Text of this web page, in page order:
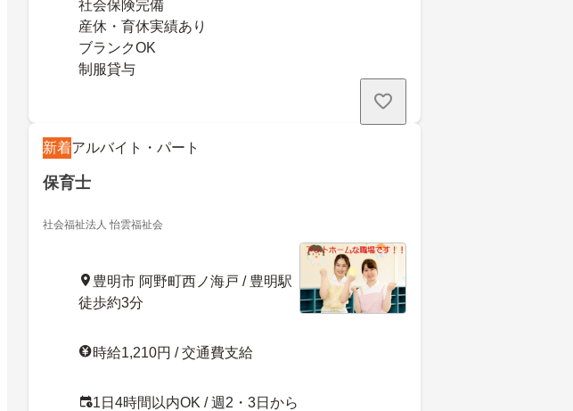
社会保険完備
産休・育休実績あり
ブランクOK
制服貸与
新着アルバイト・パート
保育士
社会福祉法人 怡雲福祉会
豊明市 阿野町西ノ海戸 / 豊明駅
徒歩約3分
時給1,210円 / 交通費支給
1日4時間以内OK / 週2・3日から